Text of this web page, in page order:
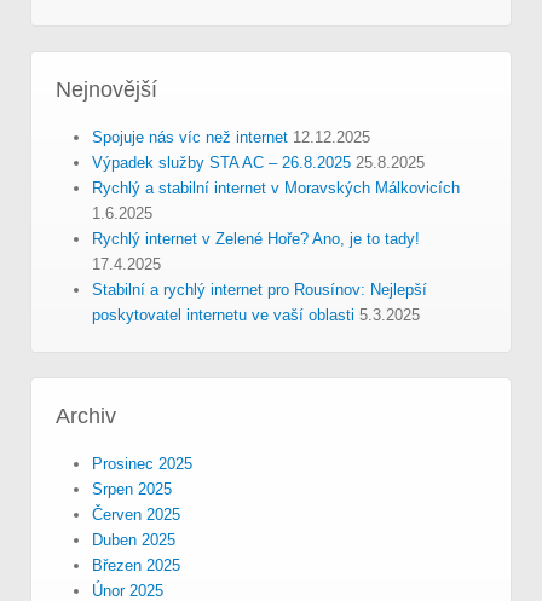
Nejnovější
Spojuje nás víc než internet 12.12.2025
Výpadek služby STA AC – 26.8.2025 25.8.2025
Rychlý a stabilní internet v Moravských Málkovicích
1.6.2025
Rychlý internet v Zelené Hoře? Ano, je to tady!
17.4.2025
Stabilní a rychlý internet pro Rousínov: Nejlepší
poskytovatel internetu ve vaší oblasti 5.3.2025
Archiv
Prosinec 2025
Srpen 2025
Červen 2025
Duben 2025
Březen 2025
Únor 2025